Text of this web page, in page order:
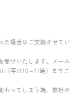
た場合はご交換させてい
受けいたします。メール
（平日10～17時）までご
わってしまう為、弊社不